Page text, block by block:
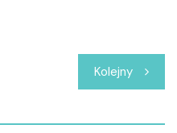
Kolejny